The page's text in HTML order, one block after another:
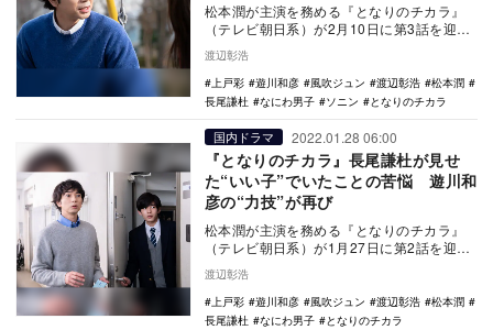
松本潤が主演を務める『となりのチカラ』
（テレビ朝日系）が2月10日に第3話を迎え
た。 2週間ぶりの放送となった今回、スポ
ット…
渡辺彰浩
上戸彩
遊川和彦 風吹ジュン 渡辺彰浩
松本潤
長尾謙杜
なにわ男子 ソニン となりのチカラ
国内ドラマ 2022.01.28 06:00
『となりのチカラ』長尾謙杜が見せ
た“いい子”でいたことの苦悩 遊川和
彦の“力技”が再び
松本潤が主演を務める『となりのチカラ』
（テレビ朝日系）が1月27日に第2話を迎え
た。 まず、この第2話で示されたのは、主
人公…
渡辺彰浩
上戸彩
遊川和彦 風吹ジュン 渡辺彰浩
松本潤
長尾謙杜
なにわ男子 となりのチカラ